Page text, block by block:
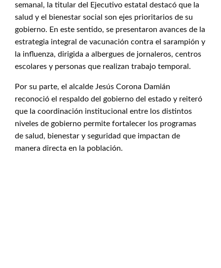
semanal, la titular del Ejecutivo estatal destacó que la
salud y el bienestar social son ejes prioritarios de su
gobierno. En este sentido, se presentaron avances de la
estrategia integral de vacunación contra el sarampión y
la influenza, dirigida a albergues de jornaleros, centros
escolares y personas que realizan trabajo temporal.
Por su parte, el alcalde Jesús Corona Damián
reconoció el respaldo del gobierno del estado y reiteró
que la coordinación institucional entre los distintos
niveles de gobierno permite fortalecer los programas
de salud, bienestar y seguridad que impactan de
manera directa en la población.